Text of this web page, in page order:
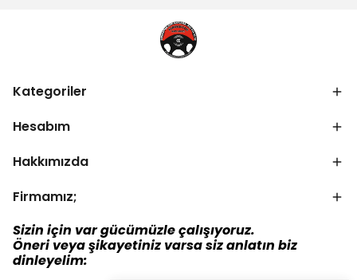
Kategoriler
Hesabım
Hakkımızda
Firmamız;
Sizin için var gücümüzle çalışıyoruz.
Öneri veya şikayetiniz varsa siz anlatın biz
dinleyelim: